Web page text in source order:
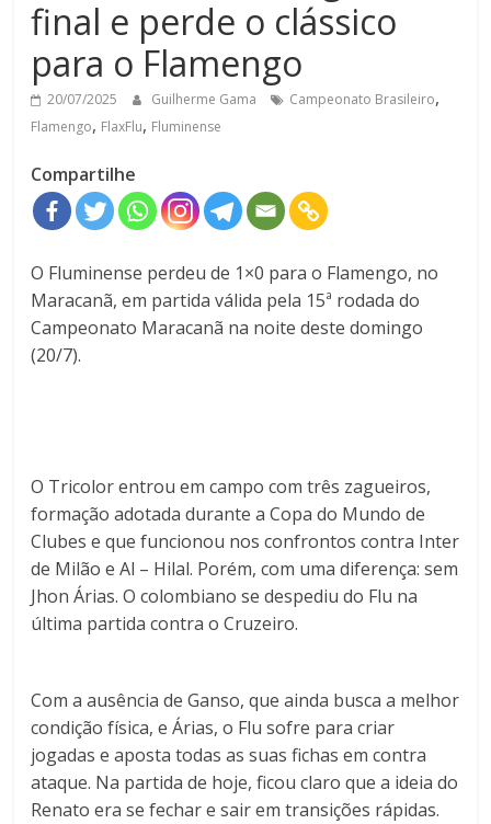
final e perde o clássico
para o Flamengo
20/07/2025 Guilherme Gama Campeonato Brasileiro,
Flamengo, FlaxFlu, Fluminense
Compartilhe
O Fluminense perdeu de 1×0 para o Flamengo, no
Maracanã, em partida válida pela 15ª rodada do
Campeonato Maracanã na noite deste domingo
(20/7).
O Tricolor entrou em campo com três zagueiros,
formação adotada durante a Copa do Mundo de
Clubes e que funcionou nos confrontos contra Inter
de Milão e Al – Hilal. Porém, com uma diferença: sem
Jhon Árias. O colombiano se despediu do Flu na
última partida contra o Cruzeiro.
Com a ausência de Ganso, que ainda busca a melhor
condição física, e Árias, o Flu sofre para criar
jogadas e aposta todas as suas fichas em contra
ataque. Na partida de hoje, ficou claro que a ideia do
Renato era se fechar e sair em transições rápidas.